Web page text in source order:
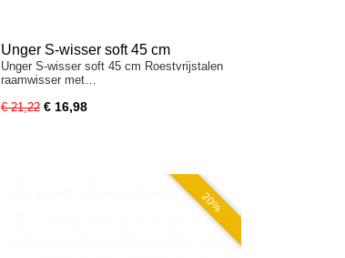
Unger S-wisser soft 45 cm
Unger S-wisser soft 45 cm Roestvrijstalen
raamwisser met…
€ 21,22 € 16,98
20%